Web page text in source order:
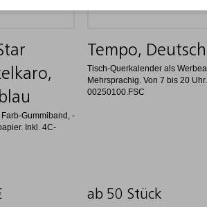
Gummiband, -
Inkl. 4C-
Tempo,
Tisch-Querkalender als
Mehrsprachig. Von 7 bis 20
00250100.FSC
ab 50 Stück